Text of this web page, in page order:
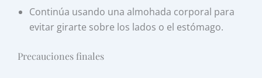
Continúa usando una almohada corporal para
evitar girarte sobre los lados o el estómago.
Precauciones finales